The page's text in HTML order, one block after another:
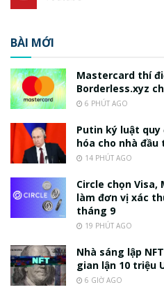
BÀI MỚI
Mastercard thí
Borderless.xyz
6 PHÚT AGO
Putin ký luật
hóa cho nhà
14 PHÚT AGO
Circle chọn Visa,
làm đơn vị xác
tháng 9
19 PHÚT AGO
Nhà sáng lập
gian lận 10 triệu
6 GIỜ AGO